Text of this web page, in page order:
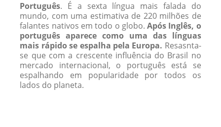
Português. É a sexta língua mais falada do
mundo, com uma estimativa de 220 ​​milhões de
falantes nativos em todo o globo.Após Inglês, o
português aparece como uma das línguas
mais rápido se espalha pela Europa. Resasnta-
se que com a crescente influência do Brasil no
mercado internacional, o português está se
espalhando em popularidade por todos os
lados do planeta.